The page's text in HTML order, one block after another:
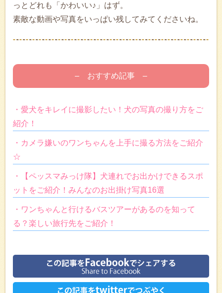
っとどれも「かわいい♪」はず。
素敵な動画や写真をいっぱい残してみてくださいね。
– おすすめ記事 –
・愛犬をキレイに撮影したい！犬の写真の撮り方をご
紹介！
・カメラ嫌いのワンちゃんを上手に撮る方法をご紹介
☆
・【ペッスマみっけ隊】犬連れでお出かけできるスポ
ットをご紹介！みんなのお出掛け写真16選
・ワンちゃんと行けるバスツアーがあるのを知って
る？楽しい旅行先をご紹介！